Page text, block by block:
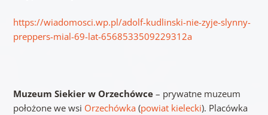
https://wiadomosci.wp.pl/adolf-kudlinski-nie-zyje-slynny-
preppers-mial-69-lat-6568533509229312a
Muzeum Siekier w Orzechówce– prywatne muzeum
położone we wsi Orzechówka(powiat kielecki). Placówka